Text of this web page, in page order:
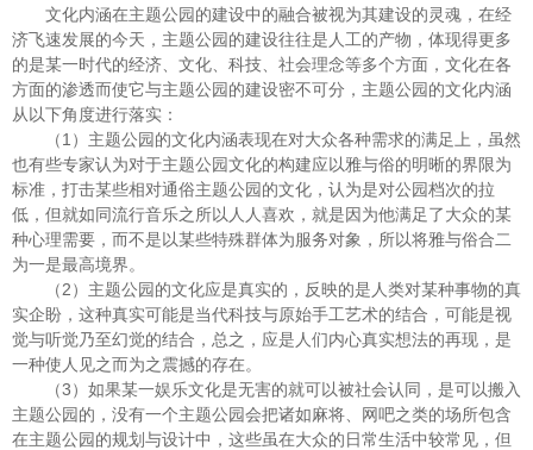
文化内涵在主题公园的建设中的融合被视为其建设的灵魂，在经
济飞速发展的今天，主题公园的建设往往是人工的产物，体现得更多
的是某一时代的经济、文化、科技、社会理念等多个方面，文化在各
方面的渗透而使它与主题公园的建设密不可分，主题公园的文化内涵
从以下角度进行落实：
（1）主题公园的文化内涵表现在对大众各种需求的满足上，虽然
也有些专家认为对于主题公园文化的构建应以雅与俗的明晰的界限为
标准，打击某些相对通俗主题公园的文化，认为是对公园档次的拉
低，但就如同流行音乐之所以人人喜欢，就是因为他满足了大众的某
种心理需要，而不是以某些特殊群体为服务对象，所以将雅与俗合二
为一是最高境界。
（2）主题公园的文化应是真实的，反映的是人类对某种事物的真
实企盼，这种真实可能是当代科技与原始手工艺术的结合，可能是视
觉与听觉乃至幻觉的结合，总之，应是人们内心真实想法的再现，是
一种使人见之而为之震撼的存在。
（3）如果某一娱乐文化是无害的就可以被社会认同，是可以搬入
主题公园的，没有一个主题公园会把诸如麻将、网吧之类的场所包含
在主题公园的规划与设计中，这些虽在大众的日常生活中较常见，但